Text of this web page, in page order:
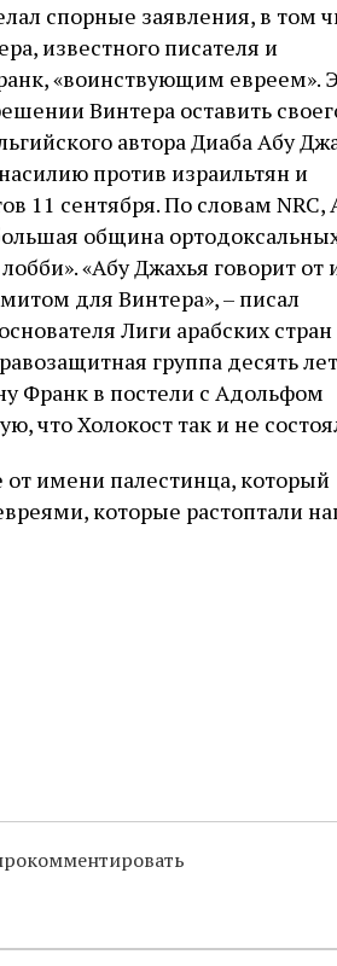
спорные заявления, в том
известного писателя и
«воинствующим евреем».
Винтера оставить
автора Диаба Абу
против израильтян и
11 сентября. По словам NRC,
община
«Абу Джахья говорит
для Винтера», – писал
Лиги арабских стран
группа десять
Франк в постели с Адольфом
что Холокост так и не
имени палестинца, который
которые растоптали